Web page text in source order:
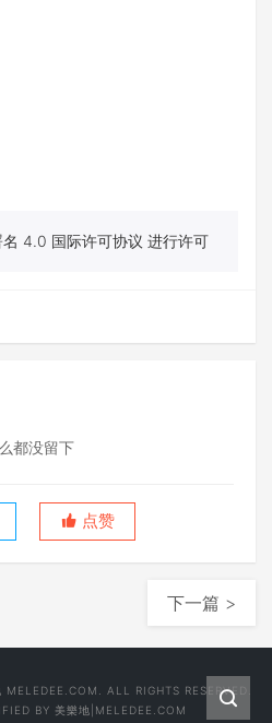
4.0 国际许可协议 进行许可
都没留下
点赞
下一篇 >
ALL RIGHTS RESERVED.
BY 美樂地|MELEDEE.COM